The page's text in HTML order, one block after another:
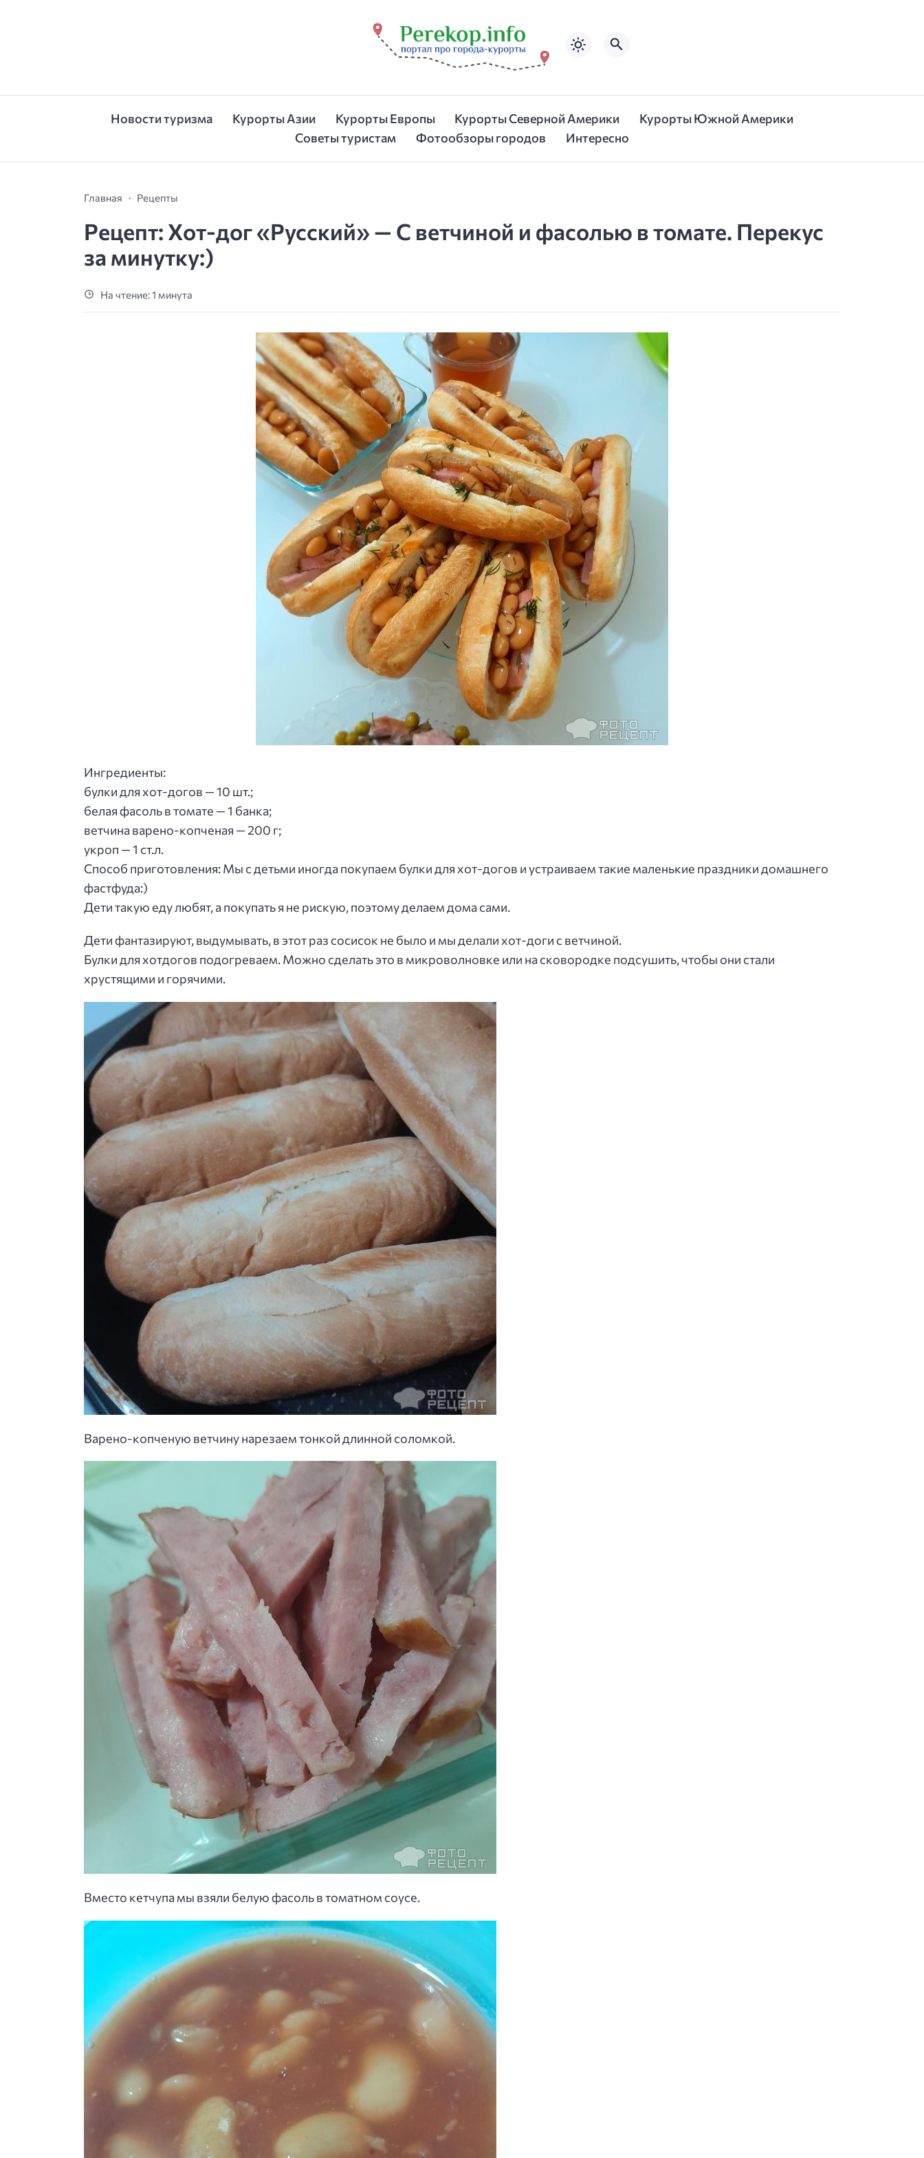
Новости туризма Курорты Азии Курорты Европы Курорты Северной Америки
Курорты Южной Америки
Советы туристам
Фотообзоры городов Интересно
Главная Рецепты
Рецепт: Хот-дог «Русский» — С ветчиной и фасолью в томате. Перекус
за минутку:)
На чтение: 1 минута
Ингредиенты:
булки для хот-догов — 10 шт.;
белая фасоль в томате — 1 банка;
ветчина варено-копченая — 200 г;
укроп — 1 ст.л.
Способ приготовления: Мы с детьми иногда покупаем булки для хот-догов и устраиваем такие маленькие праздники домашнего
фастфуда:)
Дети такую еду любят, а покупать я не рискую, поэтому делаем дома сами.
Дети фантазируют, выдумывать, в этот раз сосисок не было и мы делали хот-доги с ветчиной.
Булки для хотдогов подогреваем. Можно сделать это в микроволновке или на сковородке подсушить, чтобы они стали
хрустящими и горячими.
Варено-копченую ветчину нарезаем тонкой длинной соломкой.
Вместо кетчупа мы взяли белую фасоль в томатном соусе.